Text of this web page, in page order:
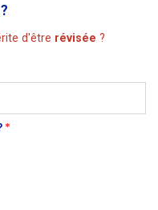
d'être révisée ?
*